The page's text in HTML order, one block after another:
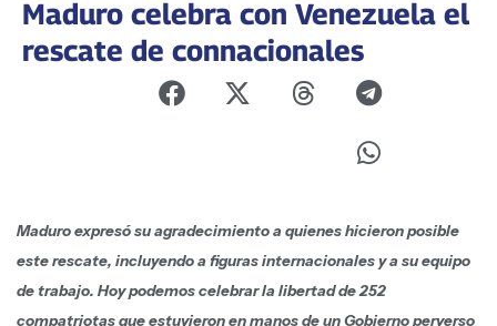
Maduro celebra con Venezuela el
rescate de connacionales
Maduro expresó su agradecimiento a quienes hicieron posible
este rescate, incluyendo a figuras internacionales y a su equipo
de trabajo. Hoy podemos celebrar la libertad de 252
compatriotas que estuvieron en manos de un Gobierno perverso